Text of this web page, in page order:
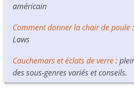
américain
Comment donner la chair de poule
Laws
Cauchemars et éclats de verre:
des sous-genres variés et conseils.